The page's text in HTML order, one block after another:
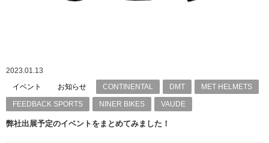
2023.01.13
イベント
お知らせ CONTINENTAL DMT MET HELMETS
FEEDBACK SPORTS NINER BIKES VAUDE
弊社出展予定のイベントをまとめてみました！